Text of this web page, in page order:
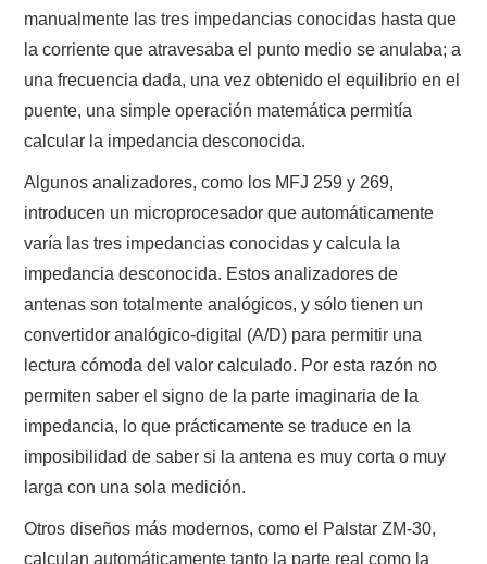
manualmente las tres impedancias conocidas hasta que
la corriente que atravesaba el punto medio se anulaba; a
una frecuencia dada, una vez obtenido el equilibrio en el
puente, una simple operación matemática permitía
calcular la impedancia desconocida.
Algunos analizadores, como los MFJ 259 y 269,
introducen un microprocesador que automáticamente
varía las tres impedancias conocidas y calcula la
impedancia desconocida. Estos analizadores de
antenas son totalmente analógicos, y sólo tienen un
convertidor analógico-digital (A/D) para permitir una
lectura cómoda del valor calculado. Por esta razón no
permiten saber el signo de la parte imaginaria de la
impedancia, lo que prácticamente se traduce en la
imposibilidad de saber si la antena es muy corta o muy
larga con una sola medición.
Otros diseños más modernos, como el Palstar ZM-30,
calculan automáticamente tanto la parte real como la